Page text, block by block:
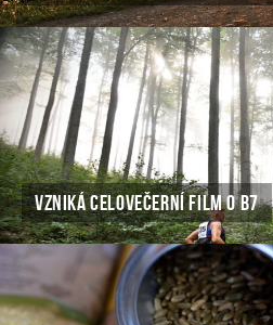
VZNIKÁ CELOVEČERNÍ FILM O B7